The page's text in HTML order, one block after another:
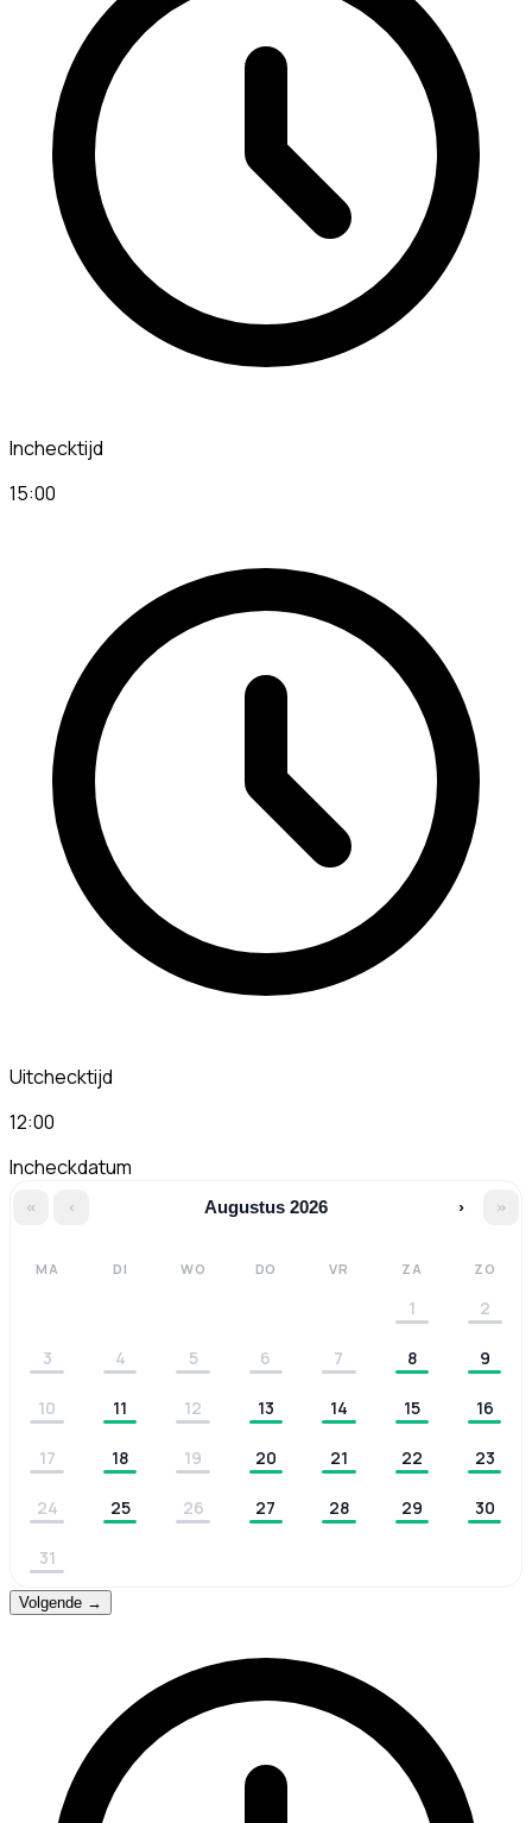
Inchecktijd
15:00
Uitchecktijd
12:00
Incheckdatum
« ‹ Augustus 2026 › »
MA DI WO DO VR ZA ZO
1 2
3 4 5 6 7 8 9
10 11 12 13 14 15 16
17 18 19 20 21 22 23
24 25 26 27 28 29 30
31
Volgende →